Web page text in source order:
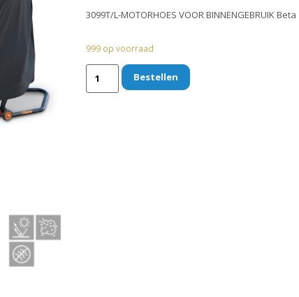
3099T/L-MOTORHOES VOOR BINNENGEBRUIK Beta
999 op voorraad
Bestellen